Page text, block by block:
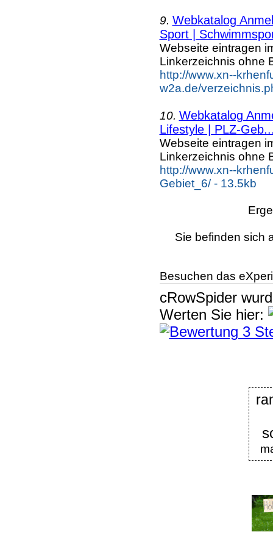
9. Webkatalog
Sport |
Webseite eintragen
Linkerzeichnis ohne
http://www.xn--
w2a.de/
10. Webkatalog
Lifestyle | PLZ-
Webseite eintragen
Linkerzeichnis ohne
http://www.xn--
Gebiet_6/ - 13.5kb
Sie befinden sich
Besuchen das
cRowSpider
Werten Sie hier: